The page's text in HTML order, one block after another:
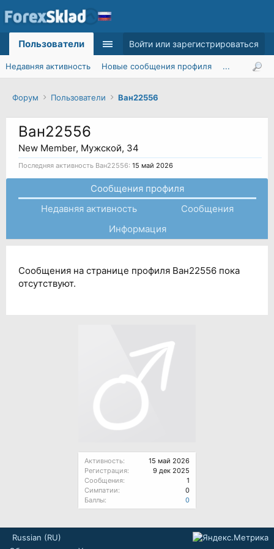
Форум Пользователи Ван22556
Активность:
15 май 2026
Регистрация:
9 дек 2025
Сообщения:
1
Симпатии:
0
Баллы:
0
Ван22556
New Member, Мужской, 34
Последняя активность Ван22556: 15 май 2026
Сообщения профиля
Недавняя активность
Сообщения
Информация
Сообщения на странице профиля Ван22556 пока
отсутствуют.
Пользователи
Недавняя активность Новые сообщения профиля ...
Войти или зарегистрироваться
Russian (RU)